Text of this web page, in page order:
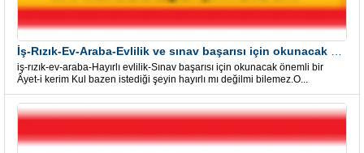
iş-rızık-ev-araba-Hayırlı evlilik-Sınav başarısı için okunacak önemli bir
Âyet-i kerim Kul bazen istediği şeyin hayırlı mı değilmi bilemez.O...